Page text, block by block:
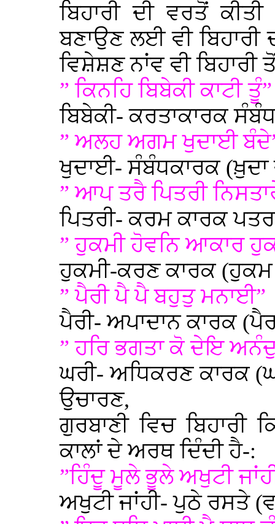
ਬਿਹਾਰੀ ਦੀ ਵਰਤੋਂ
ਬਣਾਉਣ ਲਈ ਵੀ
ਵਿਸ਼ੇਸ਼ਣ ਨਾਂਵ ਵੀ ਬਿਹਾਰੀ
” ਕਿਨਹਿ ਬਿਬੇਕੀ ਕਾਟੀ ਤੂੰ”
ਬਿਬੇਕੀ- ਕਰਤਾਕਾਰਕ
” ਅਲਹ ਅਗਮ ਖੁਦਾਈ
ਖੁਦਾਈ- ਸੰਬੰਧਕਾਰਕ (ਖ਼ੁਦਾ
” ਆਪ ਤਰੈ ਪਿਤਰੀ
ਪਿਤਰੀ- ਕਰਮ ਕਾਰਕ
” ਹੁਕਮੀ ਹੋਵਨਿ ਆਕਾਰ
ਹੁਕਮੀ-ਕਰਣ ਕਾਰਕ (ਹੁਕਮ
” ਪੈਰੀ ਪੈ ਪੈ ਬਹੁਤੁ ਮਨਾਈ”
ਪੈਰੀ- ਅਪਾਦਾਨ ਕਾਰਕ
” ਹਰਿ ਭਗਤਾ ਕੋ ਦੇਇ ਅਨੰਦੁ
ਘਰੀ- ਅਧਿਕਰਣ ਕਾਰਕ
ਉਚਾਰਣ,
ਗੁਰਬਾਣੀ ਵਿਚ
ਕਾਲਾਂ ਦੇ ਅਰਥ ਦਿੰਦੀ ਹੈ-:
”ਹਿੰਦੂ ਮੂਲੇ ਭੂਲੇ ਅਖੁਟੀ
ਅਖੁਟੀ ਜਾਂਹੀ- ਪੁਠੇ ਰਸਤੇ